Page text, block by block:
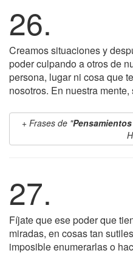
26.
Creamos situaciones y
poder culpando a otros de
persona, lugar ni cosa que
nosotros. En nuestra
Frases de "
27.
Fíjate que ese poder que
miradas, en cosas tan
imposible enumerarlas o